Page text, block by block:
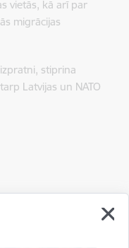
vietās, kā arī par
migrācijas
stiprina
Latvijas un NATO
vecākās inspektores